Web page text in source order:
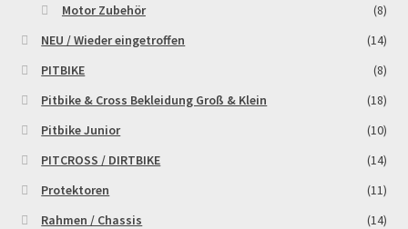
Motor Zubehör
(8)
NEU / Wieder eingetroffen
(14)
PITBIKE
(8)
Pitbike & Cross Bekleidung Groß & Klein
(18)
Pitbike Junior
(10)
PITCROSS / DIRTBIKE
(14)
Protektoren
(11)
Rahmen / Chassis
(14)